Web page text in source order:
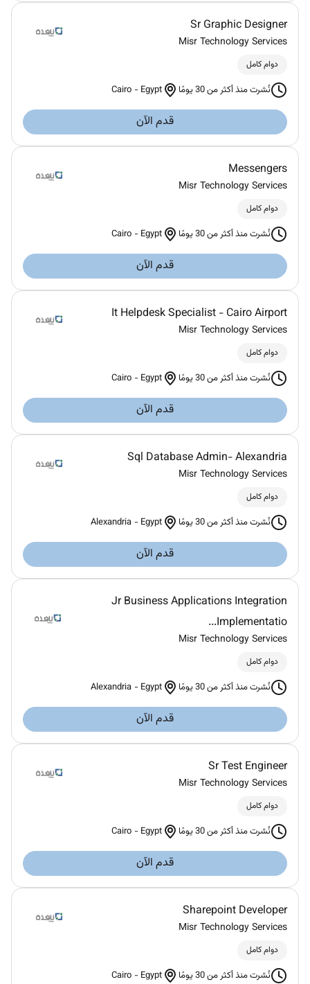
Sr Graphic Designer
Misr Technology Services
دوام كامل
نُشرت منذ أكثر من 30 يومًا Cairo - Egypt
قدم الآن
Messengers
Misr Technology Services
دوام كامل
نُشرت منذ أكثر من 30 يومًا Cairo - Egypt
قدم الآن
It Helpdesk Specialist - Cairo Airport
Misr Technology Services
دوام كامل
نُشرت منذ أكثر من 30 يومًا Cairo - Egypt
قدم الآن
Sql Database Admin- Alexandria
Misr Technology Services
دوام كامل
نُشرت منذ أكثر من 30 يومًا Alexandria - Egypt
قدم الآن
Jr Business Applications Integration
Implementatio...
Misr Technology Services
دوام كامل
نُشرت منذ أكثر من 30 يومًا Alexandria - Egypt
قدم الآن
Sr Test Engineer
Misr Technology Services
دوام كامل
نُشرت منذ أكثر من 30 يومًا Cairo - Egypt
قدم الآن
Sharepoint Developer
Misr Technology Services
دوام كامل
نُشرت منذ أكثر من 30 يومًا Cairo - Egypt